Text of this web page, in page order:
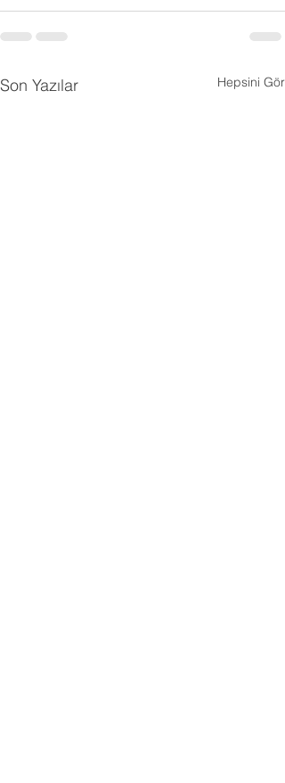
Son Yazılar Hepsini Gör